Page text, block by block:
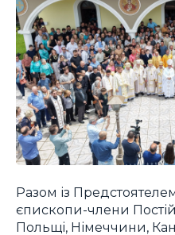
Разом із
єпископи-члени
Польщі, Німеччини,